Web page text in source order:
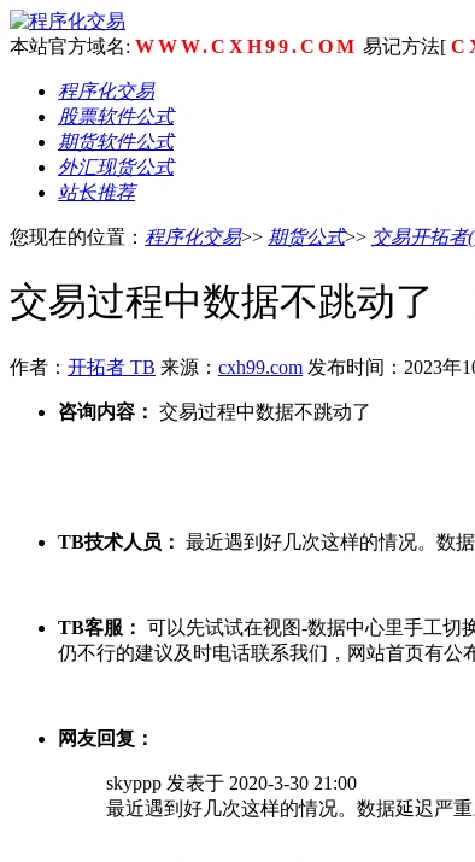
本站官方域名: WWW.CXH99.COM 易记方法[
程序化交易
股票软件公式
期货软件公式
外汇现货公式
站长推荐
您现在的位置： 程序化交易>> 期货公式>> 交易开拓者
交易过程中数据不跳动了
作者： 开拓者 TB 来源： cxh99.com 发布时间：2023年
咨询内容： 交易过程中数据不跳动了
TB技术人员： 最近遇到好几次这样的情况。数据
TB客服： 可以先试试在视图-数据中心里手工切
仍不行的建议及时电话联系我们，网站首页有公
网友回复：
skyppp 发表于 2020-3-30 21:00
最近遇到好几次这样的情况。数据延迟严重